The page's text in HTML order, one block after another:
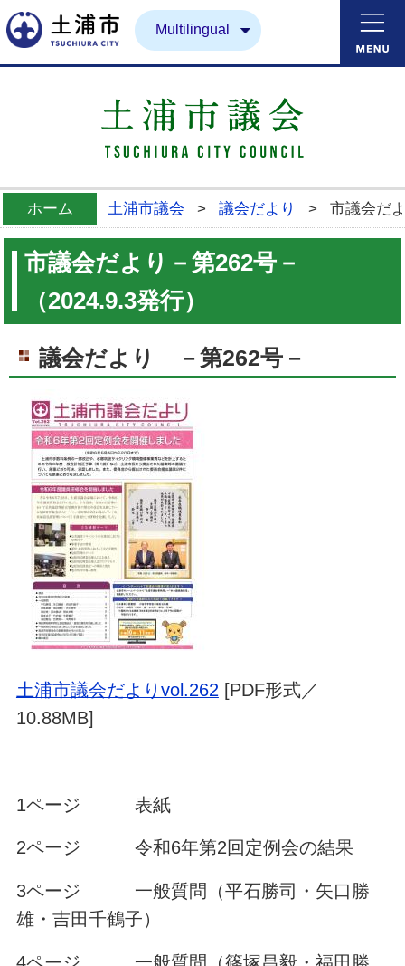
土浦市Multilingual
ホーム 土浦市議会 > 議会だより > 市議会だ
市議会だより－第262号－
（2024.9.3発行）
議会だより －第262号－
土浦市議会だよりvol.262 [PDF形式／
10.88MB]
1ページ 表紙
2ページ 令和6年第2回定例会の結果
3ページ 一般質問（平石勝司・矢口勝
雄・吉田千鶴子）